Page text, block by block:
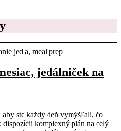
jedálniček na
aby ste každý deň vymýšľali, čo
komplexný plán na celý